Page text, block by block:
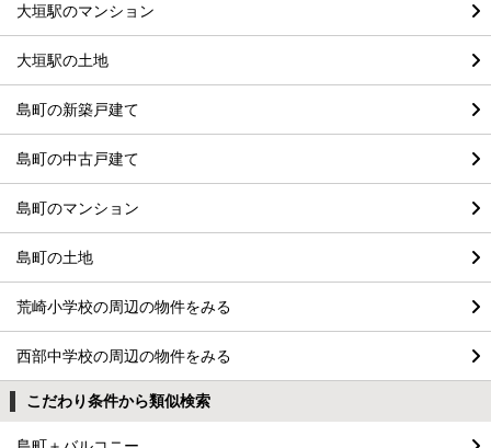
大垣駅のマンション
大垣駅の土地
島町の新築戸建て
島町の中古戸建て
島町のマンション
島町の土地
荒崎小学校の周辺の物件をみる
西部中学校の周辺の物件をみる
こだわり条件から類似検索